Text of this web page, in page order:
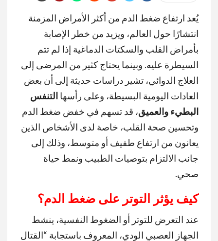
يُعد ارتفاع ضغط الدم من أكثر الأمراض المزمنة
انتشارًا حول العالم، ويزيد من خطر الإصابة
بأمراض القلب والسكتات الدماغية إذا لم تتم
السيطرة عليه. وبينما يحتاج كثير من المرضى إلى
العلاج الدوائي، تشير دراسات حديثة إلى أن بعض
العادات اليومية البسيطة، وعلى رأسها التنفس
البطيء والعميق، قد تسهم في خفض ضغط الدم
وتحسين صحة القلب، خاصة لدى الأشخاص الذين
يعانون من ارتفاع طفيف أو متوسط، وذلك إلى
جانب الالتزام بتوصيات الطبيب ونمط حياة
صحي.
كيف يؤثر التوتر على ضغط الدم؟
عند التعرض للتوتر أو الضغوط النفسية، ينشط
الجهاز العصبي الودي، المعروف باستجابة “القتال